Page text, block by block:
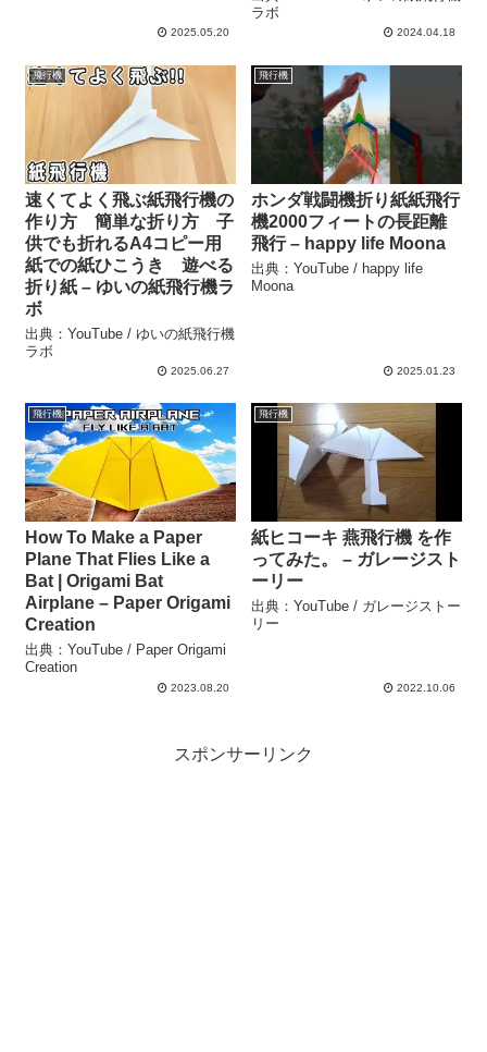
2025.05.20
ラボ
2024.04.18
飛行機
速くてよく飛ぶ紙飛行機の
作り方 簡単な折り方 子
供でも折れるA4コピー用
紙での紙ひこうき 遊べる
折り紙 – ゆいの紙飛行機ラ
ボ
出典：YouTube / ゆいの紙飛行機
ラボ
2025.06.27
飛行機
ホンダ戦闘機折り紙紙飛行
機2000フィートの長距離
飛行 – happy life Moona
出典：YouTube / happy life
Moona
2025.01.23
飛行機
How To Make a Paper
Plane That Flies Like a
Bat | Origami Bat
Airplane – Paper Origami
Creation
出典：YouTube / Paper Origami
Creation
2023.08.20
飛行機
紙ヒコーキ 燕飛行機 を作
ってみた。 – ガレージスト
ーリー
出典：YouTube / ガレージストー
リー
2022.10.06
スポンサーリンク